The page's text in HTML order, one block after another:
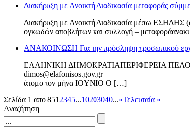
Διακήρυξη με Ανοικτή Διαδικασία μεταφοράς
Διακήρυξη με Ανοικτή Διαδικασία μέσω ΕΣΗΔΗΣ
ογκωδών αποβλήτων και συλλογή –
ΑΝΑΚΟΙΝΩΣΗ Για την πρόσληψη προσωπικού
ΕΛΛΗΝΙΚΗ
dimos@elafonisos.gov.gr Αριθ. Πρωτ. 476
άτομο τον μήνα IOYNIO Ο […]
Σελίδα 1 απο 851 2345...10203040...»Τελευταία »
Αναζήτηση